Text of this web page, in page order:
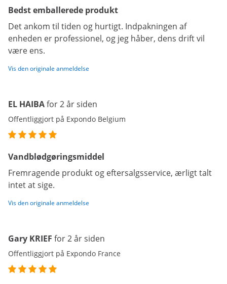
Bedst emballerede produkt
Det ankom til tiden og hurtigt. Indpakningen af
enheden er professionel, og jeg håber, dens drift vil
være ens.
Vis den originale anmeldelse
EL HAIBAfor 2 år siden
Offentliggjort på Expondo Belgium
Vandblødgøringsmiddel
Fremragende produkt og eftersalgsservice, ærligt talt
intet at sige.
Vis den originale anmeldelse
Gary KRIEF for 2 år siden
Offentliggjort på Expondo France